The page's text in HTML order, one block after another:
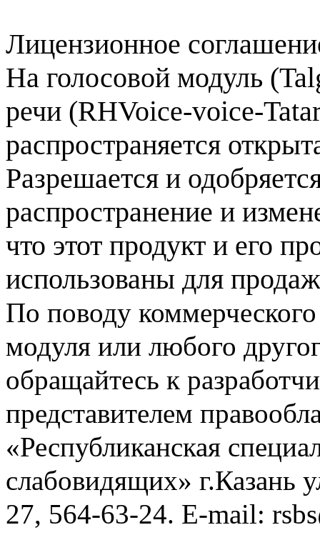
Лицензионное
На голосовой модуль
речи (RHVoice-voice-
распространяется
Разрешается и
распространение и
что этот продукт и его
использованы для
По поводу
модуля или любого
обращайтесь к
представителем
«Республиканская
слабовидящих» г.Казань
27, 564-63-24. E-mail: